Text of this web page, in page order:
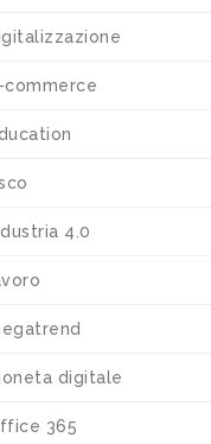
commerce
4.0
digitale
365